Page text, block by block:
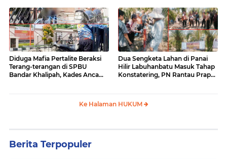
Diduga Mafia Pertalite Beraksi
Terang-terangan di SPBU
Bandar Khalipah, Kades Ancam
Dua Sengketa Lahan di Panai
Hilir Labuhanbatu Masuk Tahap
Konstatering, PN Rantau Prapat
Ke Halaman HUKUM
Berita Terpopuler